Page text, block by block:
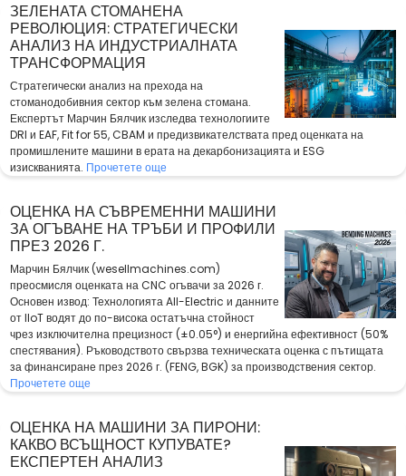
ЗЕЛЕНАТА СТОМАНЕНА
РЕВОЛЮЦИЯ: СТРАТЕГИЧЕСКИ
АНАЛИЗ НА ИНДУСТРИАЛНАТА
ТРАНСФОРМАЦИЯ
Стратегически анализ на прехода на
стоманодобивния сектор към зелена стомана.
Експертът Марчин Бялчик изследва технологиите
DRI и EAF, Fit for 55, CBAM и предизвикателствата пред оценката на
промишлените машини в ерата на декарбонизацията и ESG
изискванията. Прочетете още
ОЦЕНКА НА СЪВРЕМЕННИ МАШИНИ
ЗА ОГЪВАНЕ НА ТРЪБИ И ПРОФИЛИ
ПРЕЗ 2026 Г.
Марчин Бялчик (wesellmachines.com)
преосмисля оценката на CNC огъвачи за 2026 г.
Основен извод: Технологията All-Electric и данните
от IIoT водят до по-висока остатъчна стойност
чрез изключителна прецизност (±0.05°) и енергийна ефективност (50%
спестявания). Ръководството свързва техническата оценка с пътищата
за финансиране през 2026 г. (FENG, BGK) за производствения сектор.
Прочетете още
ОЦЕНКА НА МАШИНИ ЗА ПИРОНИ:
КАКВО ВСЪЩНОСТ КУПУВАТЕ?
ЕКСПЕРТЕН АНАЛИЗ